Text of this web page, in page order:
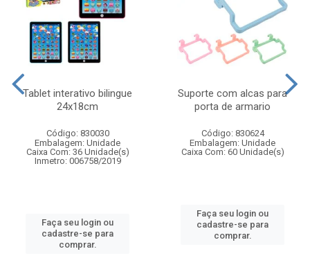
Tablet interativo bilingue
24x18cm
Código: 830030
Embalagem: Unidade
Caixa Com: 36 Unidade(s)
Inmetro: 006758/2019
Faça seu login ou
cadastre-se para
comprar.
Suporte com alcas para
porta de armario
Código: 830624
Embalagem: Unidade
Caixa Com: 60 Unidade(s)
Faça seu login ou
cadastre-se para
comprar.